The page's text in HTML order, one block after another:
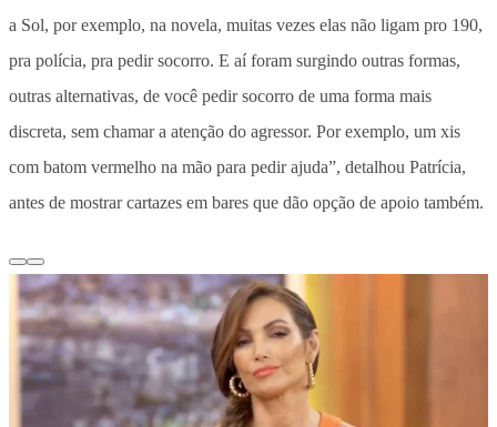
a Sol, por exemplo, na novela, muitas vezes elas não ligam pro 190,
pra polícia, pra pedir socorro. E aí foram surgindo outras formas,
outras alternativas, de você pedir socorro de uma forma mais
discreta, sem chamar a atenção do agressor. Por exemplo, um xis
com batom vermelho na mão para pedir ajuda”, detalhou Patrícia,
antes de mostrar cartazes em bares que dão opção de apoio também.